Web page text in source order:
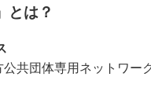
とは？
共団体専用ネットワーク